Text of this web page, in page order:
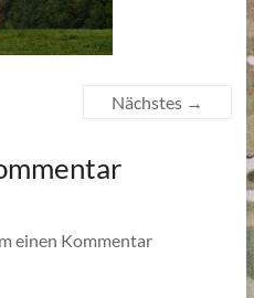
Nächstes →
einen Kommentar